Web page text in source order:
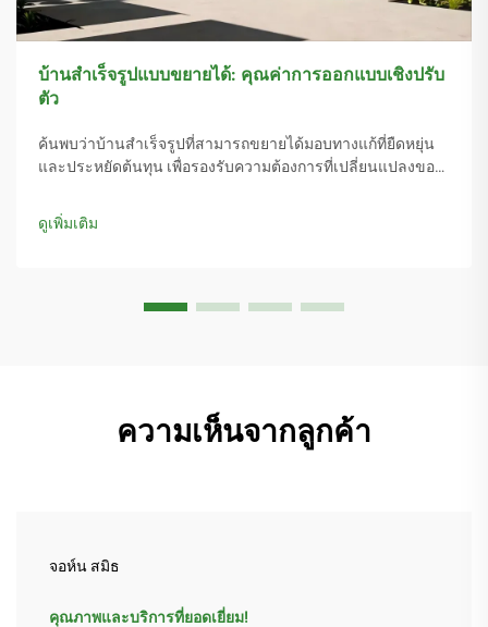
บ้านสำเร็จรูปแบบขยายได้: คุณค่าการออกแบบเชิงปรับ
ตัว
ค้นพบว่าบ้านสำเร็จรูปที่สามารถขยายได้มอบทางแก้ที่ยืดหยุ่น
และประหยัดต้นทุน เพื่อรองรับความต้องการที่เปลี่ยนแปลงของ
และประหยัดค่าใช้จ่ายได้สูงสุดถึง 60% เมื่อเทียบกับการปรับปรุง
แบบดั้งเดิม สำรวจที่อยู่อาศัยอัจฉริยะที่สามารถขยายได้ในทันที
ดูเพิ่มเติม
ความเห็นจากลูกค้า
จอห์น สมิธ
คุณภาพและบริการที่ยอดเยี่ยม!